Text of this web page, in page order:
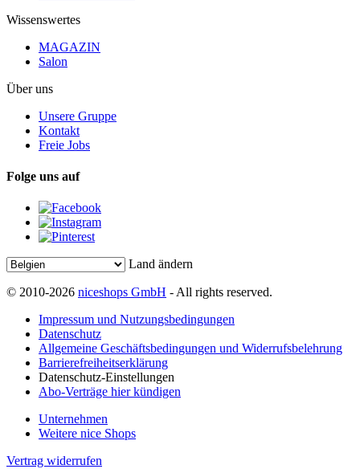
Wissenswertes
MAGAZIN
Salon
Über uns
Unsere Gruppe
Kontakt
Freie Jobs
Folge uns auf
Land ändern
© 2010-2026 niceshops GmbH - All rights reserved.
Impressum und Nutzungsbedingungen
Datenschutz
Allgemeine Geschäftsbedingungen und Widerrufsbelehrung
Barrierefreiheitserklärung
Datenschutz-Einstellungen
Abo-Verträge hier kündigen
Unternehmen
Weitere nice Shops
Vertrag widerrufen